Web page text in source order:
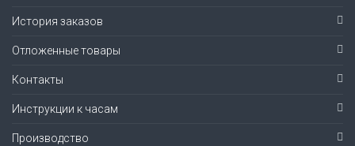
История заказов
Отложенные товары
Контакты
Инструкции к часам
Производство